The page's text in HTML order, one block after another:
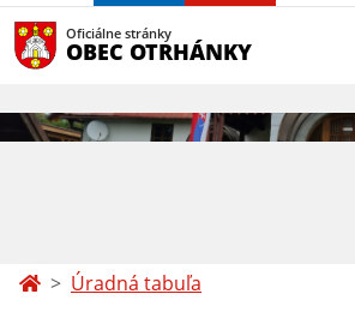
Oficiálne stránky
OBEC OTRHÁNKY
Úradná tabuľa